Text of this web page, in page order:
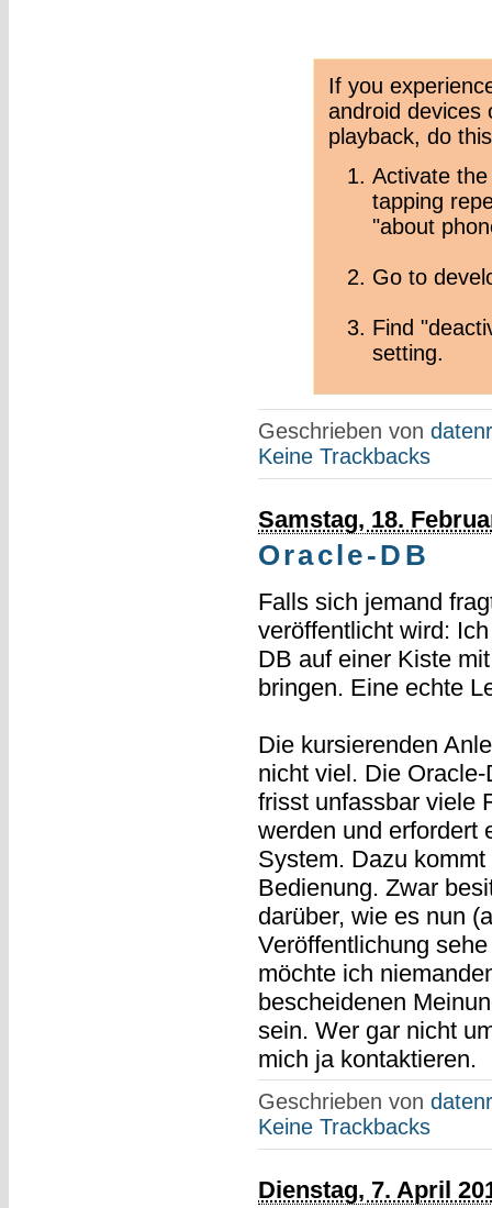
If you
android devices
playback, do
Activate
tapping
"about
Go to
Find
setting.
Geschrieben von
Keine Trackbacks
Samstag, 18.
Oracle-DB
Falls sich jemand
veröffentlicht wird:
DB auf einer Kiste
bringen. Eine echte
Die kursierenden
nicht viel. Die
frisst unfassbar viele
werden und erfordert
System. Dazu
Bedienung. Zwar
darüber, wie es nun
Veröffentlichung
möchte ich
bescheidenen
sein. Wer gar nicht
mich ja kontaktieren.
Geschrieben von
Keine Trackbacks
Dienstag, 7. April